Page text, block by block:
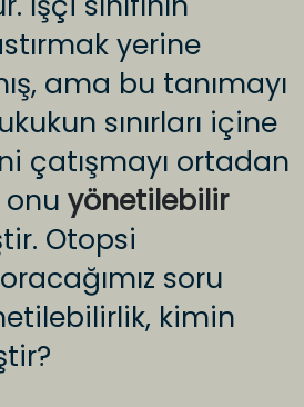
yerine
ama bu tanımayı
sınırları içine
çatışmayı ortadan
onu yönetilebilir
Otopsi
soru
kimin